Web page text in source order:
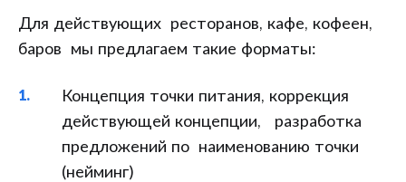
Для действующих ресторанов, кафе, кофеен,
баров мы предлагаем такие форматы:
Концепция точки питания, коррекция
действующей концепции, разработка
предложений по наименованию точки
(нейминг)